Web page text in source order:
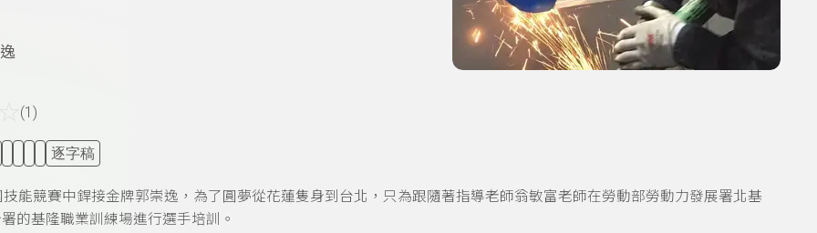
(1)
逐字稿
能競賽中銲接金牌郭崇逸，為了圓夢從花蓮隻身到台北，只為跟隨著指導老師翁敏富老師在勞動部勞動力發展署北基
的基隆職業訓練場進行選手培訓。